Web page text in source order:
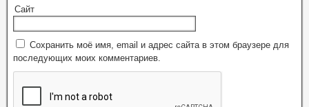
Сайт
Сохранить моё имя, email и адрес сайта в этом браузере для
последующих моих комментариев.